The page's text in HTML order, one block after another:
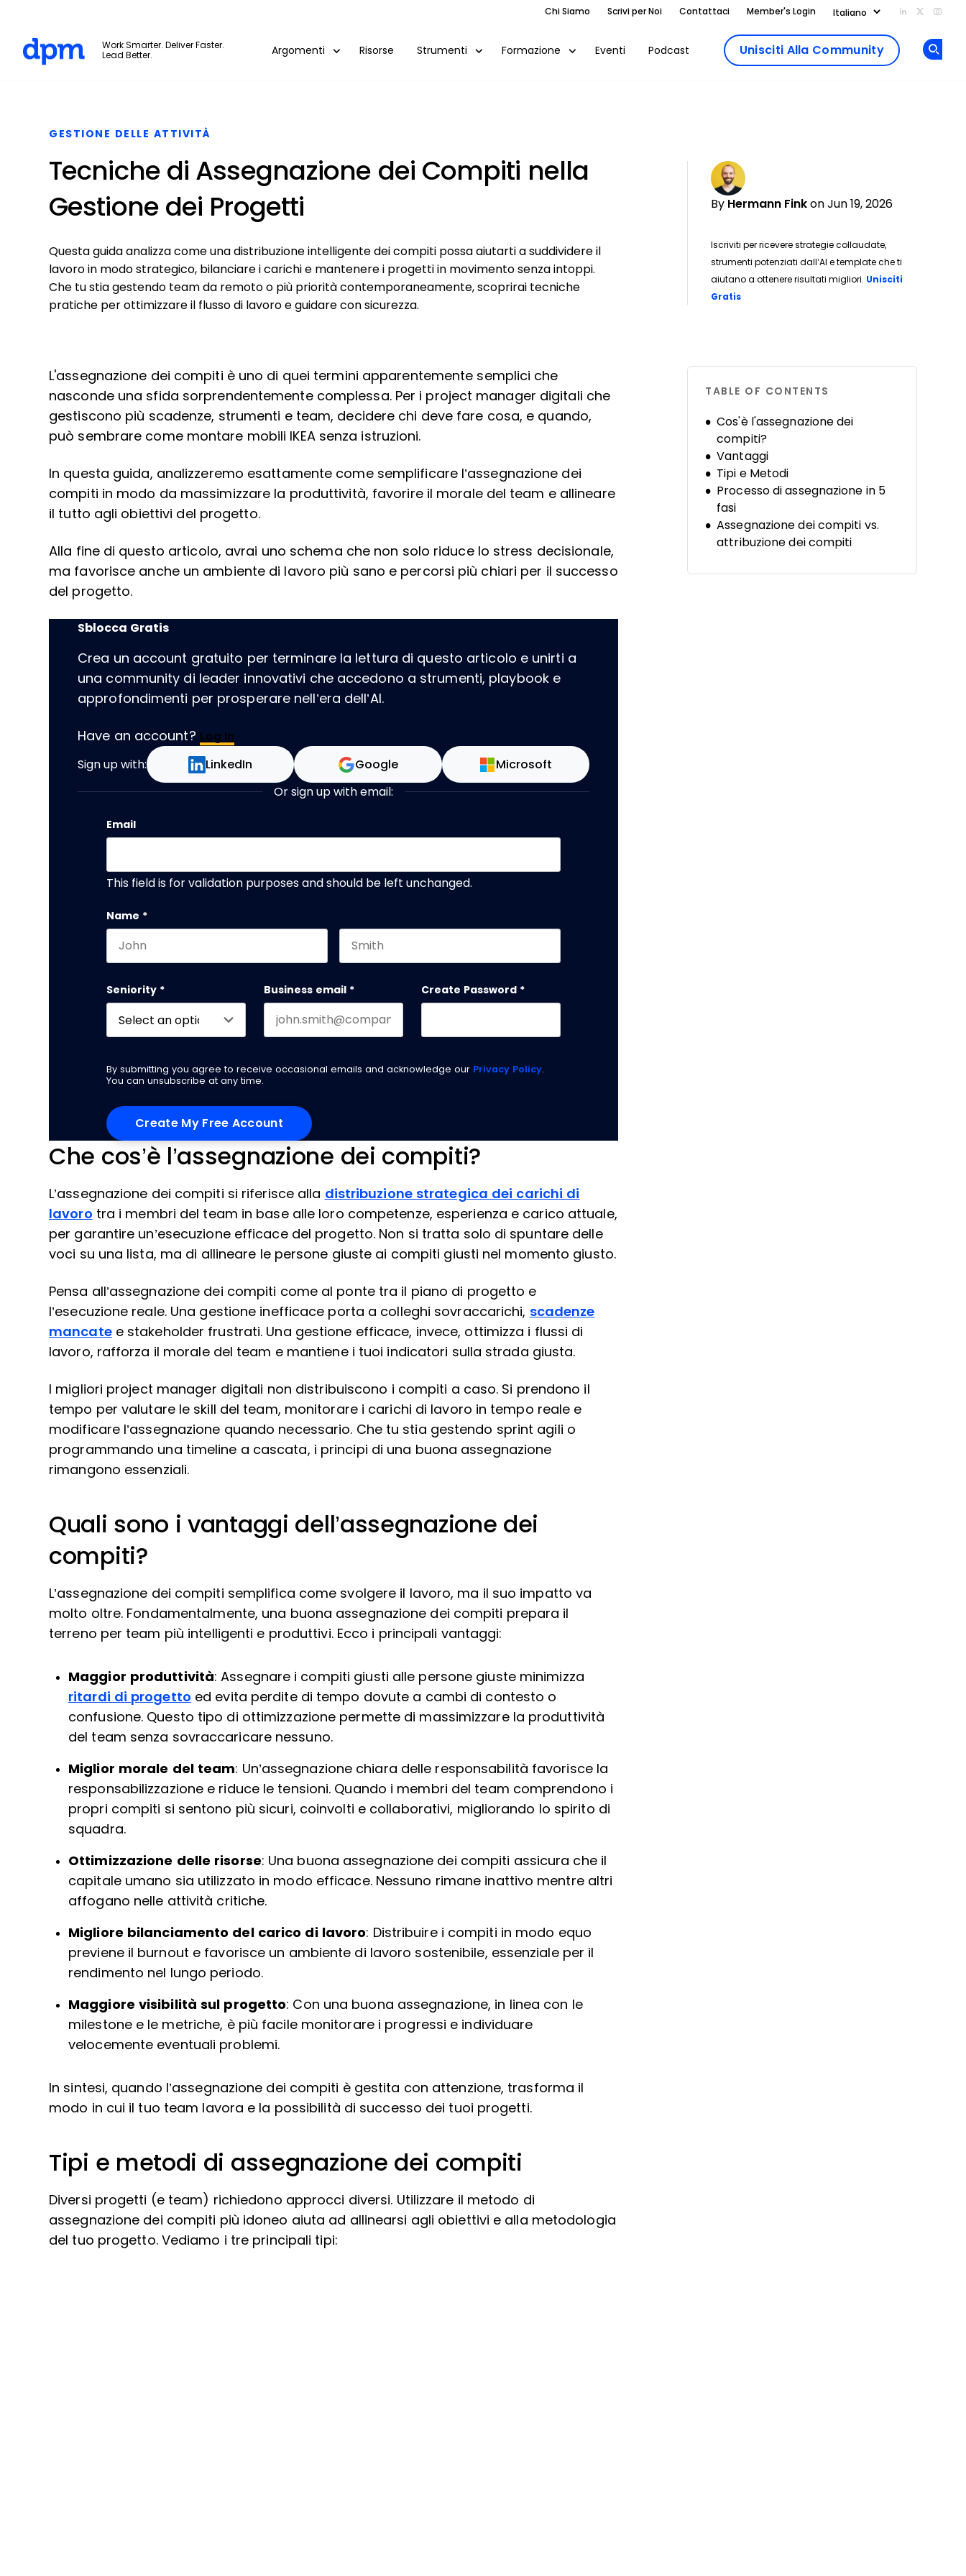
Chi Siamo Scrivi per Noi Contattaci Member's Login Add us on
Follow
Work Smarter. Deliver Faster.
Lead Better.
Argomenti Risorse Strumenti Formazione Eventi Podcast Unisciti Alla Community
GESTIONE DELLE ATTIVITÀ
Tecniche di Assegnazione dei Compiti nella
Gestione dei Progetti
By Hermann Fink on Jun 19, 2026
Iscriviti per ricevere strategie collaudate,
strumenti potenziati dall’AI e template che ti
aiutano a ottenere risultati migliori. Unisciti
GratisOpens new window
Questa guida analizza come una distribuzione intelligente dei compiti possa aiutarti a suddividere il
lavoro in modo strategico, bilanciare i carichi e mantenere i progetti in movimento senza intoppi.
Che tu stia gestendo team da remoto o più priorità contemporaneamente, scoprirai tecniche
pratiche per ottimizzare il flusso di lavoro e guidare con sicurezza.
L'assegnazione dei compiti è uno di quei termini apparentemente semplici che
nasconde una sfida sorprendentemente complessa. Per i project manager digitali che
gestiscono più scadenze, strumenti e team, decidere chi deve fare cosa, e quando,
può sembrare come montare mobili IKEA senza istruzioni.
In questa guida, analizzeremo esattamente come semplificare l’assegnazione dei
compiti in modo da massimizzare la produttività, favorire il morale del team e allineare
il tutto agli obiettivi del progetto.
Alla fine di questo articolo, avrai uno schema che non solo riduce lo stress decisionale,
ma favorisce anche un ambiente di lavoro più sano e percorsi più chiari per il successo
del progetto.
Sblocca Gratis
Crea un account gratuito per terminare la lettura di questo articolo e unirti a
una community di leader innovativi che accedono a strumenti, playbook e
approfondimenti per prosperare nell’era dell’AI.
Have an account? Log In
Sign up with: LinkedIn Google Microsoft
Or sign up with email:
Email
This field is for validation purposes and should be left unchanged.
Name *
Seniority * Business email * Create Password *
By submitting you agree to receive occasional emails and acknowledge our Privacy Policy.
You can unsubscribe at any time.
Che cos’è l’assegnazione dei compiti?
L’assegnazione dei compiti si riferisce alla distribuzione strategica dei carichi di
lavoro tra i membri del team in base alle loro competenze, esperienza e carico attuale,
per garantire un’esecuzione efficace del progetto. Non si tratta solo di spuntare delle
voci su una lista, ma di allineare le persone giuste ai compiti giusti nel momento giusto.
Pensa all’assegnazione dei compiti come al ponte tra il piano di progetto e
l’esecuzione reale. Una gestione inefficace porta a colleghi sovraccarichi, scadenze
mancatee stakeholder frustrati. Una gestione efficace, invece, ottimizza i flussi di
lavoro, rafforza il morale del team e mantiene i tuoi indicatori sulla strada giusta.
I migliori project manager digitali non distribuiscono i compiti a caso. Si prendono il
tempo per valutare le skill del team, monitorare i carichi di lavoro in tempo reale e
modificare l’assegnazione quando necessario. Che tu stia gestendo sprint agili o
programmando una timeline a cascata, i principi di una buona assegnazione
rimangono essenziali.
Quali sono i vantaggi dell’assegnazione dei
compiti?
L’assegnazione dei compiti semplifica come svolgere il lavoro, ma il suo impatto va
molto oltre. Fondamentalmente, una buona assegnazione dei compiti prepara il
terreno per team più intelligenti e produttivi. Ecco i principali vantaggi:
Maggior produttività: Assegnare i compiti giusti alle persone giuste minimizza
ritardi di progetto ed evita perdite di tempo dovute a cambi di contesto o
confusione. Questo tipo di ottimizzazione permette di massimizzare la produttività
del team senza sovraccaricare nessuno.
Miglior morale del team: Un’assegnazione chiara delle responsabilità favorisce la
responsabilizzazione e riduce le tensioni. Quando i membri del team comprendono i
propri compiti si sentono più sicuri, coinvolti e collaborativi, migliorando lo spirito di
squadra.
Ottimizzazione delle risorse: Una buona assegnazione dei compiti assicura che il
capitale umano sia utilizzato in modo efficace. Nessuno rimane inattivo mentre altri
affogano nelle attività critiche.
Migliore bilanciamento del carico di lavoro: Distribuire i compiti in modo equo
previene il burnout e favorisce un ambiente di lavoro sostenibile, essenziale per il
rendimento nel lungo periodo.
Maggiore visibilità sul progetto: Con una buona assegnazione, in linea con le
milestone e le metriche, è più facile monitorare i progressi e individuare
velocemente eventuali problemi.
In sintesi, quando l’assegnazione dei compiti è gestita con attenzione, trasforma il
modo in cui il tuo team lavora e la possibilità di successo dei tuoi progetti.
Tipi e metodi di assegnazione dei compiti
Diversi progetti (e team) richiedono approcci diversi. Utilizzare il metodo di
assegnazione dei compiti più idoneo aiuta ad allinearsi agli obiettivi e alla metodologia
del tuo progetto. Vediamo i tre principali tipi:
TABLE OF CONTENTS
Cos'è l'assegnazione dei
compiti?
Vantaggi
Tipi e Metodi
Processo di assegnazione in 5
fasi
Assegnazione dei compiti vs.
attribuzione dei compiti
4 strategie per migliorare